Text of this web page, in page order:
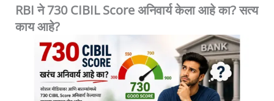
RBI ने 730 CIBIL Score अनिवार्य केला आहे का? सत्य
काय आहे?